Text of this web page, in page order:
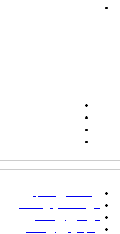
مؤسسه آموزش عالی فردوس
تلفن:
شماره همراه: ۰۹۳۹۳۸۵۵۵۴۴
پیامک: ۱۰۰۰۹۵۴۶۸۹۲۳۱۵
ایمیل:
پرداخت صورتحساب
شیوه‌نامه نگارش مقالات
فرایند ارزیابی مقاله
زمانبندی ارزیابی مقاله